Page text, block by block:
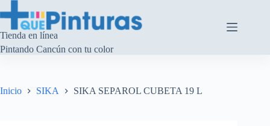
al
contenido
Tienda en línea
Pintando Cancún con tu color
Inicio SIKA SIKA SEPAROL CUBETA 19 L